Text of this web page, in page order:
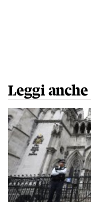
Leggi anche